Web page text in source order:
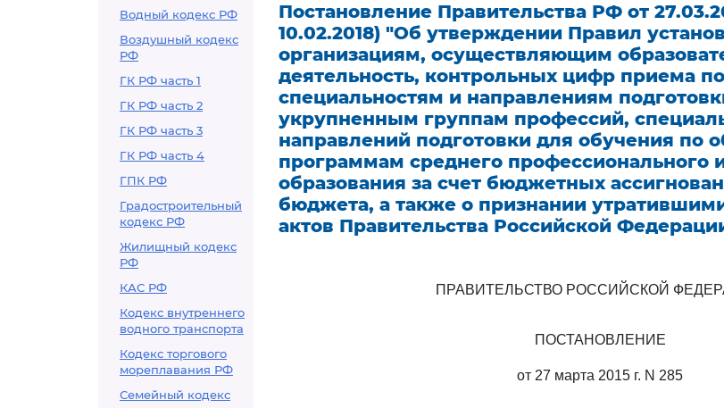
Водный кодекс РФ
Воздушный кодекс
РФ
ГК РФ часть 1
ГК РФ часть 2
ГК РФ часть 3
ГК РФ часть 4
ГПК РФ
Градостроительный
кодекс РФ
Жилищный кодекс
РФ
КАС РФ
Кодекс внутреннего
водного транспорта
Кодекс торгового
мореплавания РФ
Семейный кодекс
Постановление Правительства РФ от
10.02.2018) "Об утверждении Правил
организациям, осуществляющим
деятельность, контрольных цифр приема
специальностям и направлениям
укрупненным группам профессий,
направлений подготовки для обучения по
программам среднего профессионального
образования за счет бюджетных
бюджета, а также о признании
актов Правительства Российской
ПРАВИТЕЛЬСТВО РОССИЙСКОЙ
ПОСТАНОВЛЕНИЕ
от 27 марта 2015 г. N 285